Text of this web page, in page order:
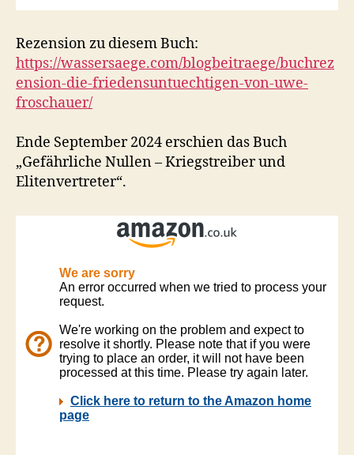
Rezension zu diesem Buch:
https://wassersaege.com/blogbeitraege/buchrez
ension-die-friedensuntuechtigen-von-uwe-
froschauer/
Ende September 2024 erschien das Buch
„Gefährliche Nullen – Kriegstreiber und
Elitenvertreter“.